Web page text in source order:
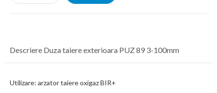
Descriere Duza taiere exterioara PUZ 89 3-100mm
Utilizare: arzator taiere oxigaz BIR+